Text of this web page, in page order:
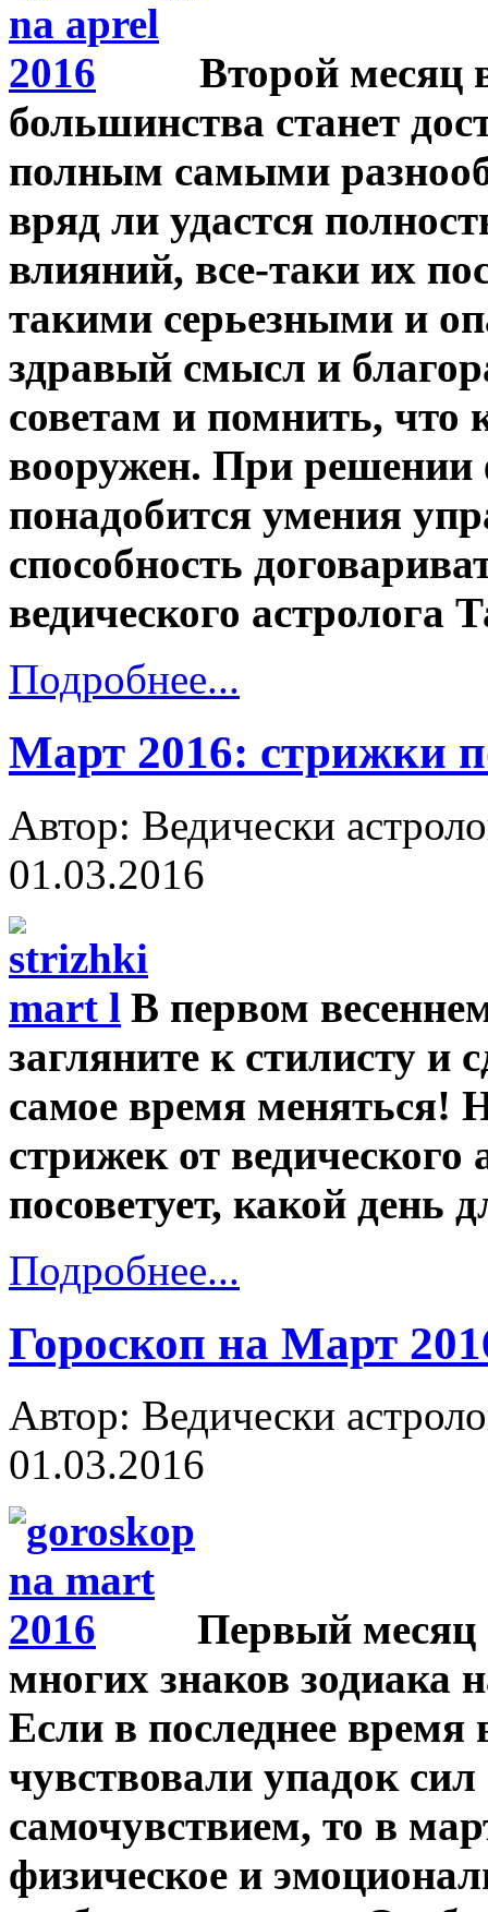
Второй месяц
большинства станет
полным самыми
вряд ли удастся
влияний, все-таки их
такими серьезными и
здравый смысл и
советам и помнить, что
вооружен. При решении
понадобится умения
способность
ведического
Подробнее...
Март 2016: стрижки
Автор: Ведически
01.03.2016
В первом
загляните к стилисту и
самое время меняться!
стрижек от
посоветует, какой день
Подробнее...
Гороскоп на Март
Автор: Ведически
01.03.2016
Первый месяц
многих знаков зодиака
Если в последнее время
чувствовали упадок
самочувствием, то в
физическое и